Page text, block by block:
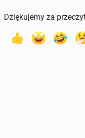
Dziękujemy za